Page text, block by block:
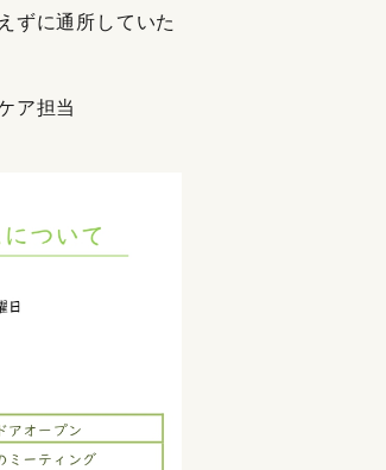
ずに通所していた
担当